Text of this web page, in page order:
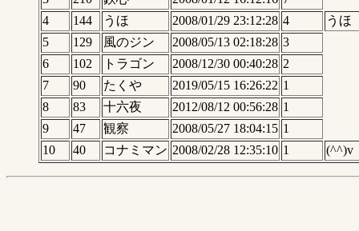
4
144 うほ 2008/01/29 23:12:28 4
うほ
5
129 風のジン 2008/05/13 02:18:28 3
6
102 トラゴン 2008/12/30 00:40:28 2
7
90 たくや 2019/05/15 16:26:22 1
8
83 十六夜 2012/08/12 00:56:28 1
9
47 観察 2008/05/27 18:04:15 1
10
40 コナミマン 2008/02/28 12:35:10 1 (^^)v